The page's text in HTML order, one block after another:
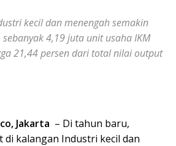
kecil dan menengah semakin
4,19 juta unit usaha IKM
21,44 persen dari total nilai output
Jakarta – Di tahun baru,
di kalangan Industri kecil dan